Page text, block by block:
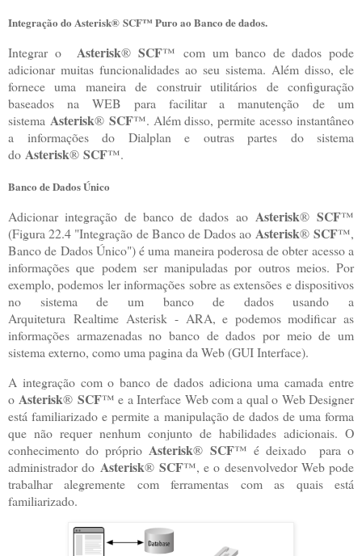
Integração do Asterisk® SCF™ Puro ao Banco de dados.
Integrar o Asterisk®SCF™ com um banco de dados pode
adicionar muitas funcionalidades ao seu sistema. Além disso, ele
fornece uma maneira de construir utilitários de configuração
baseados na WEB para facilitar a manutenção de um
sistema Asterisk® SCF™. Além disso, permite acesso instantâneo
a informações do Dialplan e outras partes do sistema
do Asterisk® SCF™.
Banco de Dados Único
Adicionar integração de banco de dados ao Asterisk® SCF™
(Figura 22.4 "Integração de Banco de Dados ao Asterisk® SCF™,
Banco de Dados Único") é uma maneira poderosa de obter acesso a
informações que podem ser manipuladas por outros meios. Por
exemplo, podemos ler informações sobre as extensões e dispositivos
no sistema de um banco de dados usando a
Arquitetura Realtime Asterisk - ARA, e podemos modificar as
informações armazenadas no banco de dados por meio de um
sistema externo, como uma pagina da Web (GUI Interface).
A integração com o banco de dados adiciona uma camada entre
o Asterisk® SCF™ e a Interface Web com a qual o Web Designer
está familiarizado e permite a manipulação de dados de uma forma
que não requer nenhum conjunto de habilidades adicionais. O
conhecimento do próprio Asterisk®SCF™ é deixado para o
administrador do Asterisk® SCF™, e o desenvolvedor Web pode
trabalhar alegremente com ferramentas com as quais está
familiarizado.